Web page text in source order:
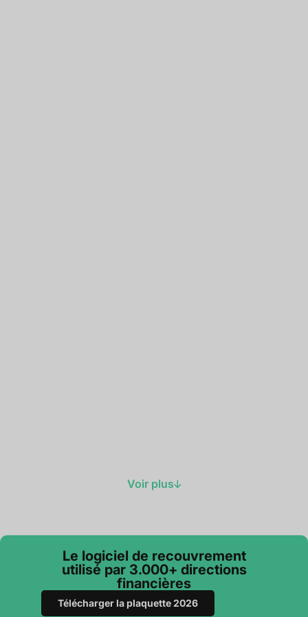
Voir plus
Le logiciel de recouvrement
utilisé par 3.000+ directions
financières
Télécharger la plaquette 2026